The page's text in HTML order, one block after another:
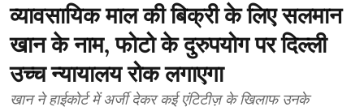
व्यावसायिक माल की बिक्री के लिए सलमान
खान के नाम, फोटो के दुरुपयोग पर दिल्ली
उच्च न्यायालय रोक लगाएगा
खान ने हाईकोर्ट में अर्जी देकर कई एंटिटीज़ के खिलाफ उनके